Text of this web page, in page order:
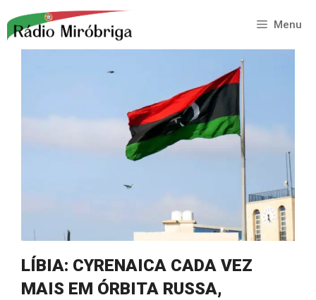
para
Menu
LÍBIA: CYRENAICA CADA VEZ
MAIS EM ÓRBITA RUSSA,